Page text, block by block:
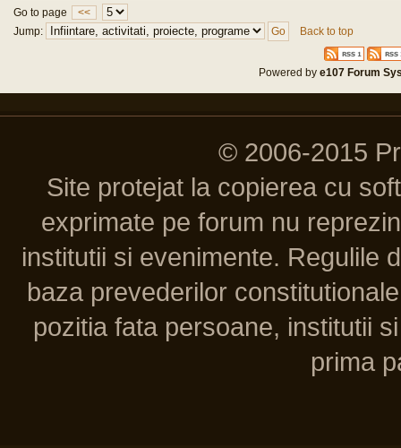
Go to page
<<
Jump:
Back to top
Powered bye107 Forum
© 2006-2015
Site protejat la copierea cu
exprimate pe forum nu
institutii si evenimente. Regulile
baza prevederilor
pozitia fata persoane, institutii
prima